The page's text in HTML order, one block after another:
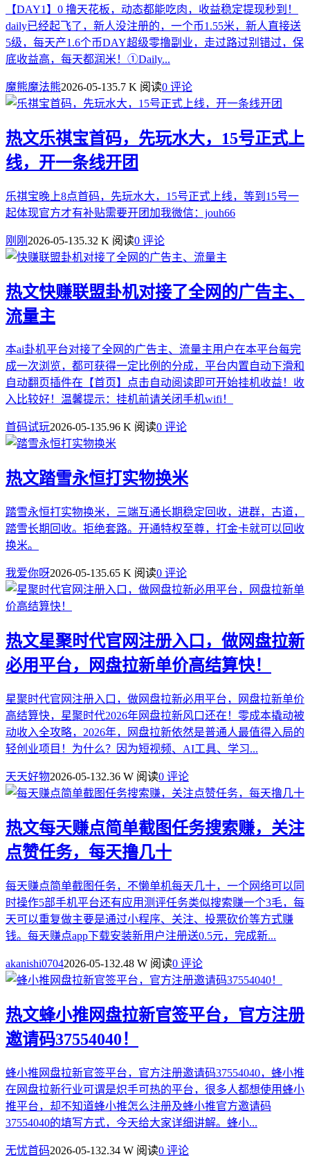
【DAY1】0 撸天花板，动态都能吃肉，收益稳定提现秒到！
daily已经起飞了，新人没注册的，一个币1.55米，新人直接送
5级，每天产1.6个币DAY超级零撸副业，走过路过别错过，保
底收益高，每天都润米！①Daily...
魔熊魔法熊2026-05-135.7 K 阅读0 评论
热文乐祺宝首码，先玩水大，15号正式上
线，开一条线开团
乐祺宝晚上8点首码，先玩水大，15号正式上线，等到15号一
起体现官方才有补贴需要开团加我微信：jouh66
刚刚 2026-05-135.32 K 阅读0 评论
热文快赚联盟卦机对接了全网的广告主、
流量主
本ai卦机平台对接了全网的广告主、流量主用户在本平台每完
成一次浏览，都可获得一定比例的分成，平台内置自动下滑和
自动翻页插件在【首页】点击自动阅读即可开始挂机收益！收
入比较好！温馨提示：挂机前请关闭手机wifi！
首码试玩2026-05-135.96 K 阅读0 评论
热文踏雪永恒打实物换米
踏雪永恒打实物换米，三端互通长期稳定回收，进群，古道，
踏雪长期回收。拒绝套路。开通特权至尊，打金卡就可以回收
换米。
我爱你呀2026-05-135.65 K 阅读0 评论
热文星聚时代官网注册入口，做网盘拉新
必用平台，网盘拉新单价高结算快！
星聚时代官网注册入口，做网盘拉新必用平台，网盘拉新单价
高结算快，星聚时代2026年网盘拉新风口还在！零成本撬动被
动收入全攻略，2026年，网盘拉新依然是普通人最值得入局的
轻创业项目！为什么？因为短视频、AI工具、学习...
天天好物2026-05-132.36 W 阅读0 评论
热文每天赚点简单截图任务搜索赚，关注
点赞任务，每天撸几十
每天赚点简单截图任务，不懒单机每天几十，一个网络可以同
时操作5部手机平台还有应用测评任务类似搜索赚一个3毛，每
天可以重复做主要是通过小程序、关注、投票砍价等方式赚
钱。每天赚点app下载安装新用户注册送0.5元，完成新...
akanishi07042026-05-132.48 W 阅读0 评论
热文蜂小推网盘拉新官签平台，官方注册
邀请码37554040！
蜂小推网盘拉新官签平台，官方注册邀请码37554040，蜂小推
在网盘拉新行业可谓是炽手可热的平台，很多人都想使用蜂小
推平台，却不知道蜂小推怎么注册及蜂小推官方邀请码
37554040的填写方式，今天给大家详细讲解。蜂小...
无忧首码2026-05-132.34 W 阅读0 评论